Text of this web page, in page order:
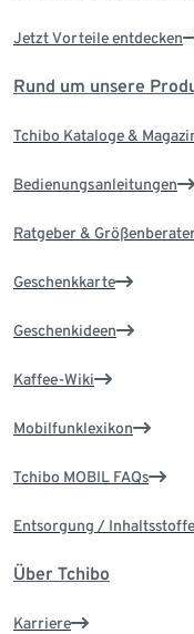
Jetzt Vorteile entdecken
Rund um unsere
Tchibo Kataloge &
Bedienungsanleitungen
Ratgeber &
Geschenkkarte
Geschenkideen
Kaffee-Wiki
Mobilfunklexikon
Tchibo MOBIL FAQs
Entsorgung / Inhaltsstoffe
Über Tchibo
Karriere